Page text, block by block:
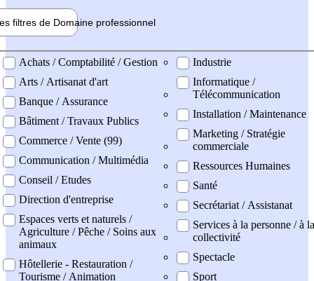
filtres de Domaine professionnel
professionel
Achats / Comptabilité / Gestion
Arts / Artisanat d'art
Banque / Assurance
Bâtiment / Travaux Publics
Commerce / Vente (99)
Communication / Multimédia
Conseil / Etudes
Direction d'entreprise
Espaces verts et naturels /
Agriculture / Pêche / Soins aux
animaux
Hôtellerie - Restauration /
Tourisme / Animation
Industrie
Informatique /
Télécommunication
Installation / Maintenance
Marketing / Stratégie
commerciale
Ressources Humaines
Santé
Secrétariat / Assistanat
Services à la personne / à la
collectivité
Spectacle
Sport